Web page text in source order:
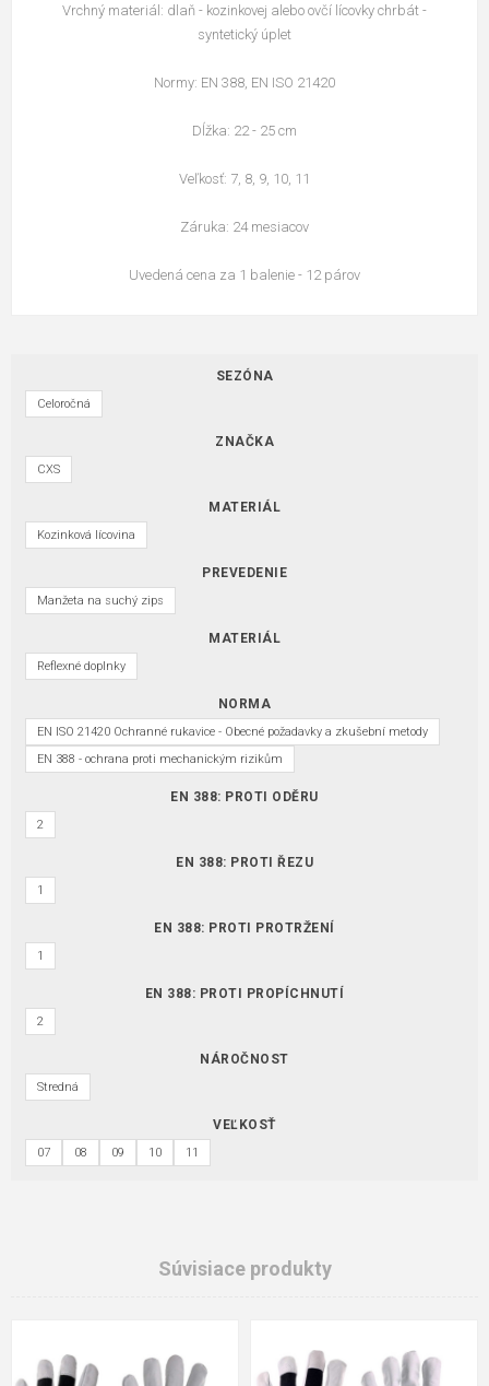
Vrchný materiál: dlaň - kozinkovej alebo ovčí lícovky chrbát -
syntetický úplet
Normy: EN 388, EN ISO 21420
Dĺžka: 22 - 25 cm
Veľkosť: 7, 8, 9, 10, 11
Záruka: 24 mesiacov
Uvedená cena za 1 balenie - 12 párov
SEZÓNA
Celoročná
ZNAČKA
CXS
MATERIÁL
Kozinková lícovina
PREVEDENIE
Manžeta na suchý zips
MATERIÁL
Reflexné doplnky
NORMA
EN ISO 21420 Ochranné rukavice - Obecné požadavky a zkušební metody
EN 388 - ochrana proti mechanickým rizikům
EN 388: PROTI ODĚRU
2
EN 388: PROTI ŘEZU
1
EN 388: PROTI PROTRŽENÍ
1
EN 388: PROTI PROPÍCHNUTÍ
2
NÁROČNOST
Stredná
VEĽKOSŤ
07 08 09 10 11
Súvisiace produkty